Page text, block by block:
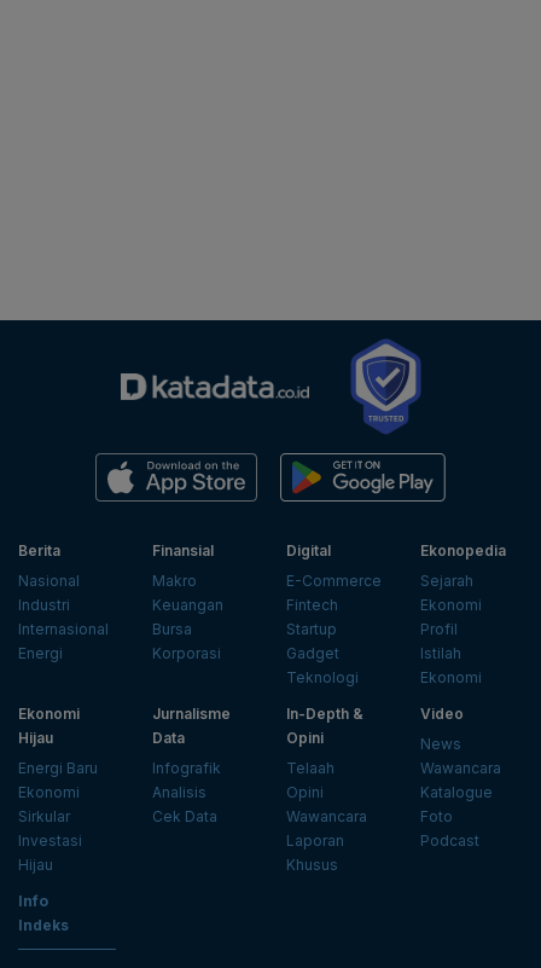
Berita
Nasional
Industri
Internasional
Energi
Finansial
Makro
Keuangan
Bursa
Korporasi
Digital
E-Commerce
Fintech
Startup
Gadget
Teknologi
Ekonopedia
Sejarah
Ekonomi
Profil
Istilah
Ekonomi
Ekonomi
Hijau
Energi Baru
Ekonomi
Sirkular
Investasi
Hijau
Jurnalisme
Data
Infografik
Analisis
Cek Data
In-Depth &
Opini
Telaah
Opini
Wawancara
Laporan
Khusus
Video
News
Wawancara
Katalogue
Foto
Podcast
Info
Indeks